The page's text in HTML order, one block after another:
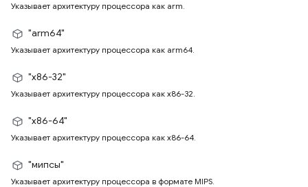
Указывает архитектуру процессора как arm.
"arm64"
Указывает архитектуру процессора как arm64.
"x86-32"
Указывает архитектуру процессора как x86-32.
"x86-64"
Указывает архитектуру процессора как x86-64.
"мипсы"
Указывает архитектуру процессора в формате MIPS.